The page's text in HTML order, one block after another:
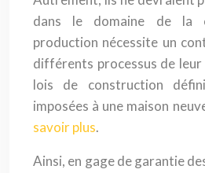
dans le domaine de la
production nécessite un
différents processus de
lois de construction
imposées à une maison
savoir plus.
Ainsi, en gage de garantie